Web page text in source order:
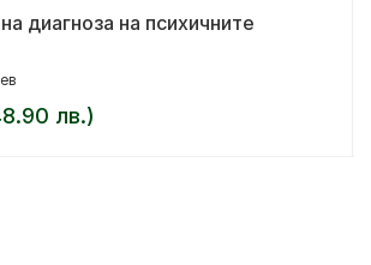
диагноза на психичните
лв.)